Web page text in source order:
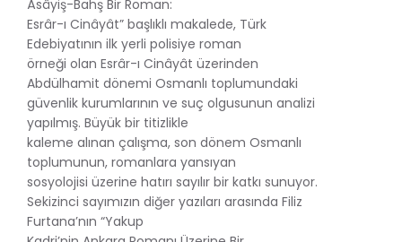
Âsâyiş-Bahş Bir Roman:
Esrâr-ı Cinâyât” başlıklı makalede, Türk
Edebiyatının ilk yerli polisiye roman
örneği olan Esrâr-ı Cinâyât üzerinden
Abdülhamit dönemi Osmanlı toplumundaki
güvenlik kurumlarının ve suç olgusunun analizi
yapılmış. Büyük bir titizlikle
kaleme alınan çalışma, son dönem Osmanlı
toplumunun, romanlara yansıyan
sosyolojisi üzerine hatırı sayılır bir katkı sunuyor.
Sekizinci sayımızın diğer yazıları arasında Filiz
Furtana’nın “Yakup